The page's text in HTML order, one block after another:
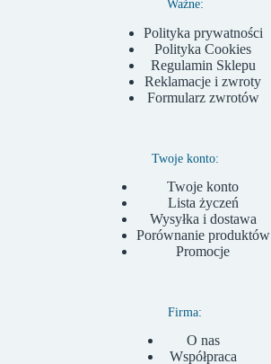
Ważne:
Polityka prywatności
Polityka Cookies
Regulamin Sklepu
Reklamacje i zwroty
Formularz zwrotów
Twoje konto:
Twoje konto
Lista życzeń
Wysyłka i dostawa
Porównanie produktów
Promocje
Firma:
O nas
Współpraca